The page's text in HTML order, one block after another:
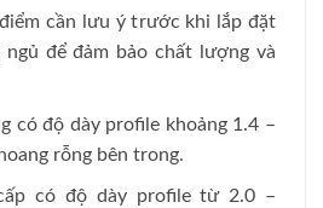
cần lưu ý trước khi lắp đặt
ngủ để đảm bảo chất lượng và
có độ dày profile khoảng 1.4 –
rỗng bên trong.
có độ dày profile từ 2.0 –